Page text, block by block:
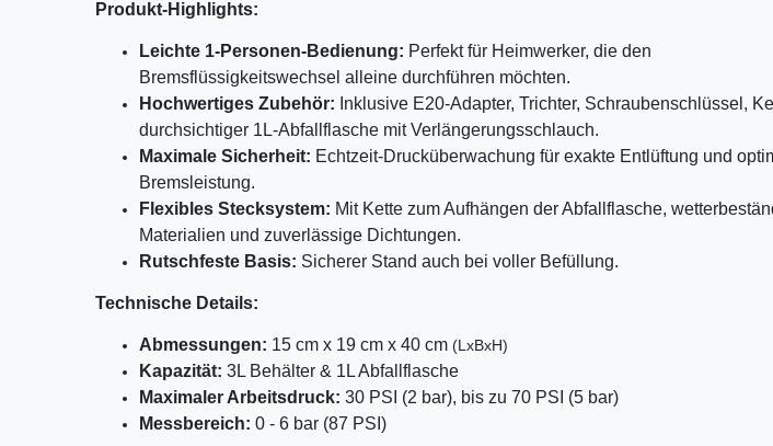
Produkt-Highlights:
Leichte 1-Personen-Bedienung: Perfekt für Heimwerker, die den
Bremsflüssigkeitswechsel alleine durchführen möchten.
Hochwertiges Zubehör: Inklusive E20-Adapter, Trichter, Schraubenschlüssel,
durchsichtiger 1L-Abfallflasche mit Verlängerungsschlauch.
Maximale Sicherheit: Echtzeit-Drucküberwachung für exakte Entlüftung und
Bremsleistung.
Flexibles Stecksystem: Mit Kette zum Aufhängen der Abfallflasche,
Materialien und zuverlässige Dichtungen.
Rutschfeste Basis: Sicherer Stand auch bei voller Befüllung.
Technische Details:
Abmessungen: 15 cm x 19 cm x 40 cm (LxBxH)
Kapazität: 3L Behälter & 1L Abfallflasche
Maximaler Arbeitsdruck: 30 PSI (2 bar), bis zu 70 PSI (5 bar)
Messbereich: 0 - 6 bar (87 PSI)